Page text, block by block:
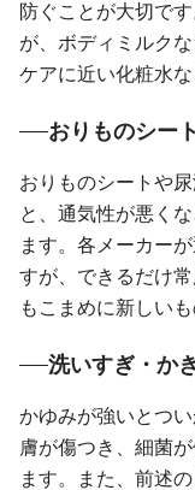
防ぐことが大切で
が、ボディミルク
ケアに近い化粧水な
おりものシー
おりものシートや
と、通気性が悪く
ます。各メーカー
すが、できるだけ
もこまめに新しい
洗いすぎ・か
かゆみが強いとつ
膚が傷つき、細菌
ます。また、前述